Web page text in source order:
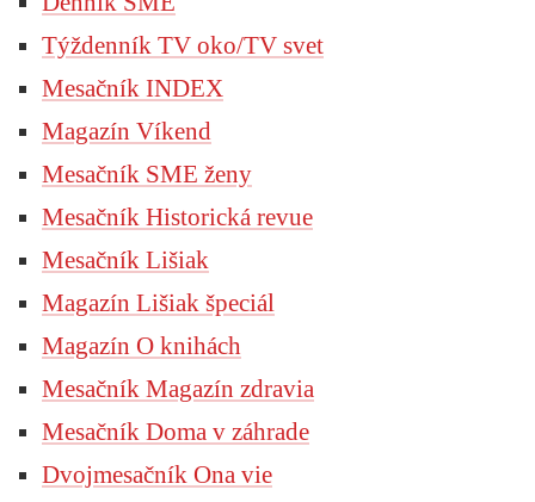
Týždenník TV oko/TV svet
Mesačník INDEX
Magazín Víkend
Mesačník SME ženy
Mesačník Historická revue
Mesačník Lišiak
Magazín Lišiak špeciál
Magazín O knihách
Mesačník Magazín zdravia
Mesačník Doma v záhrade
Dvojmesačník Ona vie